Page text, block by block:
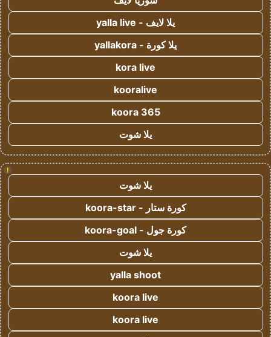
يلا لايف - yalla live
يلا كورة - yallakora
kora live
kooralive
koora 365
يلا شوت
!
يلا شوت
كورة ستار - koora-star
كورة جول - koora-goal
يلا شوت
yalla shoot
koora live
koora live